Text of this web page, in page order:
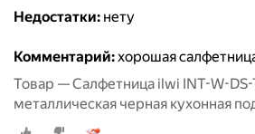
Недостатки: нету
Комментарий:хорошая
Товар — Салфетница ilwi INT-W-DS-
металлическая черная кухонная
держатель для бумажных салфеток